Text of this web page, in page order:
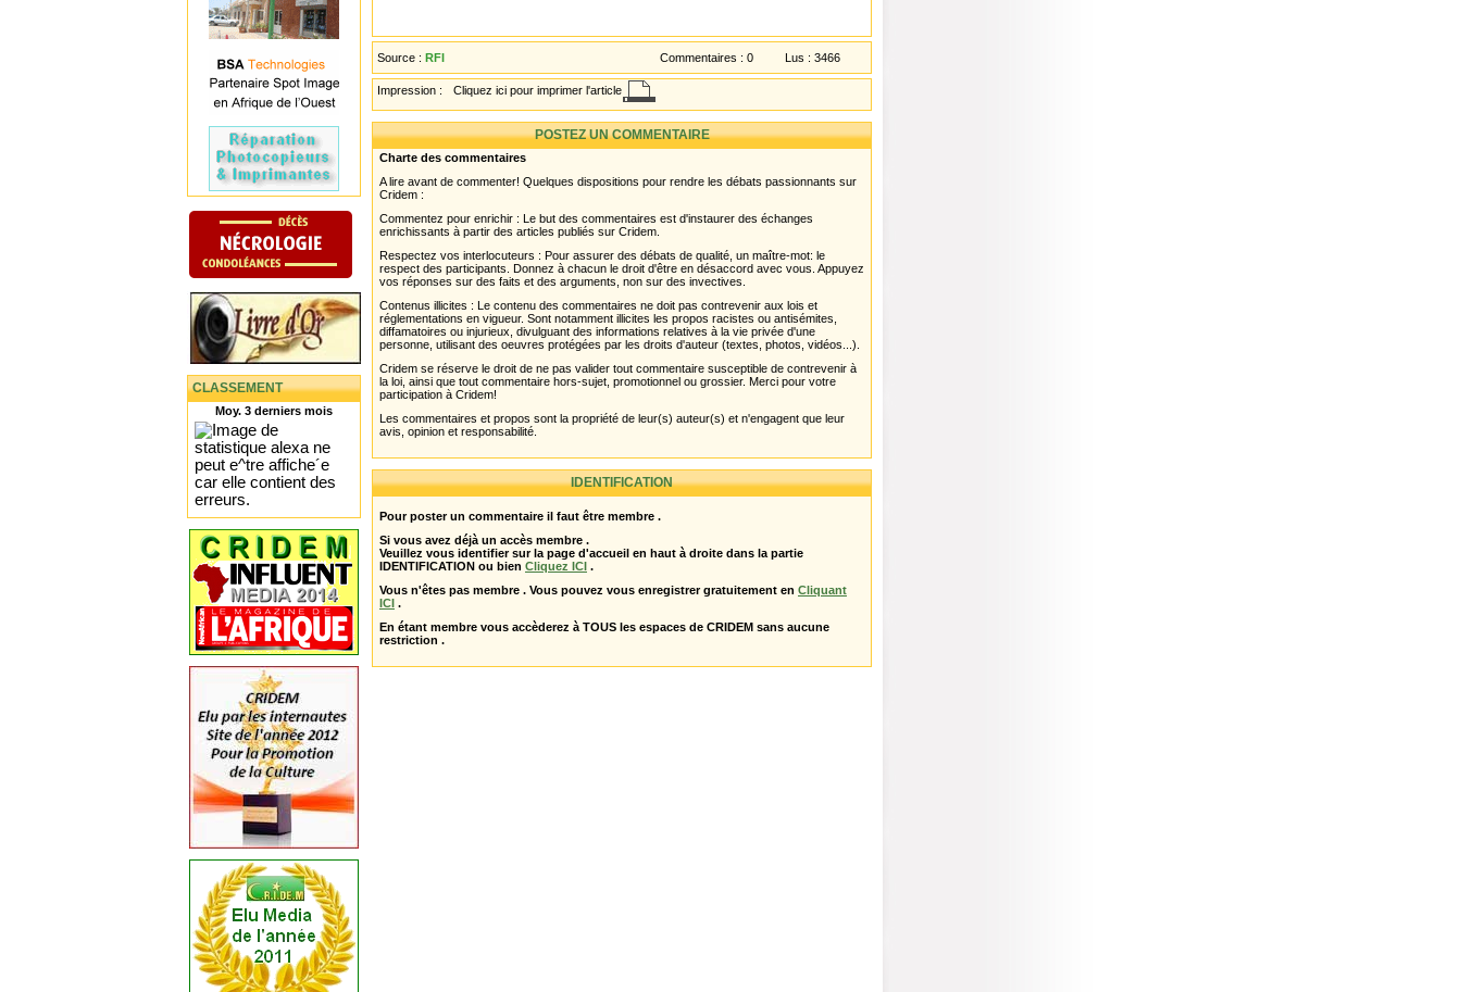
CLASSEMENT
Moy. 3 derniers mois
Source : RFI Commentaires : 0 Lus : 3466
Impression : Cliquez ici pour imprimer l'article
POSTEZ UN COMMENTAIRE
Charte des commentaires
A lire avant de commenter! Quelques dispositions pour rendre les débats passionnants sur
Cridem :
Commentez pour enrichir : Le but des commentaires est d'instaurer des échanges
enrichissants à partir des articles publiés sur Cridem.
Respectez vos interlocuteurs : Pour assurer des débats de qualité, un maître-mot: le
respect des participants. Donnez à chacun le droit d'être en désaccord avec vous. Appuyez
vos réponses sur des faits et des arguments, non sur des invectives.
Contenus illicites : Le contenu des commentaires ne doit pas contrevenir aux lois et
réglementations en vigueur. Sont notamment illicites les propos racistes ou antisémites,
diffamatoires ou injurieux, divulguant des informations relatives à la vie privée d'une
personne, utilisant des oeuvres protégées par les droits d'auteur (textes, photos, vidéos...).
Cridem se réserve le droit de ne pas valider tout commentaire susceptible de contrevenir à
la loi, ainsi que tout commentaire hors-sujet, promotionnel ou grossier. Merci pour votre
participation à Cridem!
Les commentaires et propos sont la propriété de leur(s) auteur(s) et n'engagent que leur
avis, opinion et responsabilité.
IDENTIFICATION
Pour poster un commentaire il faut être membre .
Si vous avez déjà un accès membre .
Veuillez vous identifier sur la page d'accueil en haut à droite dans la partie
IDENTIFICATION ou bien Cliquez ICI .
Vous n'êtes pas membre . Vous pouvez vous enregistrer gratuitement en Cliquant
ICI .
En étant membre vous accèderez à TOUS les espaces de CRIDEM sans aucune
restriction .